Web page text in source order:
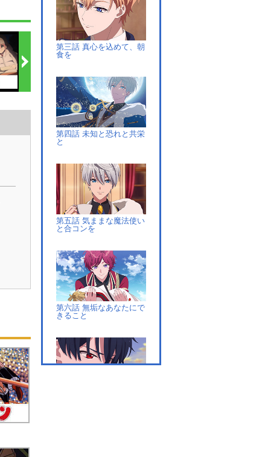
第三話 真心を込めて、朝
食を
第四話 未知と恐れと共栄
と
第五話 気ままな魔法使い
と合コンを
第六話 無垢なあなたにで
きること